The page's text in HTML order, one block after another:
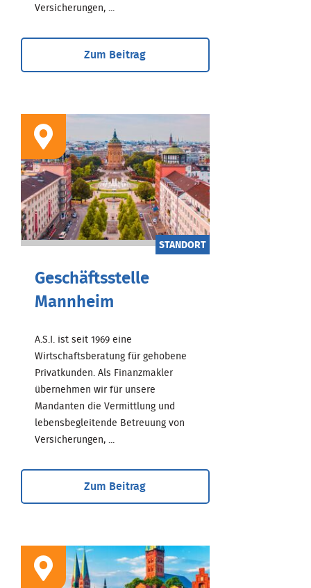
Versicherungen, ...
Zum Beitrag
STANDORT
Geschäftsstelle
Mannheim
A.S.I. ist seit 1969 eine
Wirtschaftsberatung für gehobene
Privatkunden. Als Finanzmakler
übernehmen wir für unsere
Mandanten die Vermittlung und
lebensbegleitende Betreuung von
Versicherungen, ...
Zum Beitrag